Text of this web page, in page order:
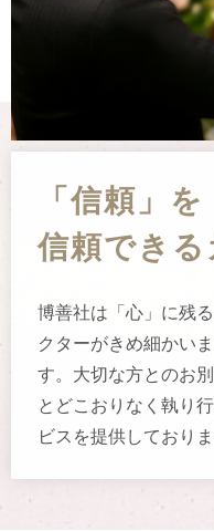
「信頼」を
信頼でき
博善社は「心」に残
クターがきめ細かい
す。大切な方とのお
とどこおりなく執り
ビスを提供しておりま